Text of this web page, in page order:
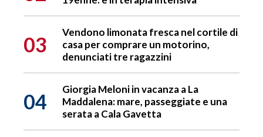
03
Vendono limonata fresca nel cortile di
casa per comprare un motorino,
denunciati tre ragazzini
04
Giorgia Meloni in vacanza a La
Maddalena: mare, passeggiate e una
serata a Cala Gavetta